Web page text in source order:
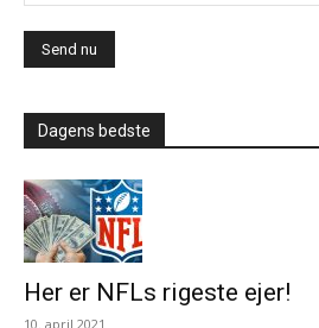
Dagens bedste
Her er NFLs rigeste ejer!
10. april 2021